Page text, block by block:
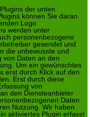
der unten
können Sie daran
Logo
werden unter
personenbezogene
gesendet und
die unbewusste und
von Daten an den
Um ein gewünschtes
erst durch Klick auf den
Erst durch diese
von
den Diensteanbieter
Daten
Nutzung. Wir haben
aktiviertes Plugin erfasst